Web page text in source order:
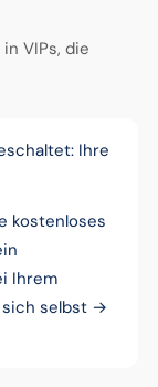
VIPs, die
Ihre
kostenloses
Ihrem
sich selbst →